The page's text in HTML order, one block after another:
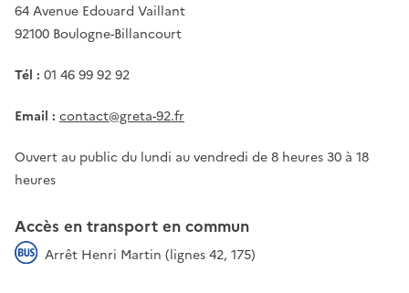
64 Avenue Edouard Vaillant
92100 Boulogne-Billancourt
Tél : 01 46 99 92 92
Email : contact@greta-92.fr
Ouvert au public du lundi au vendredi de 8 heures 30 à 18
heures
Accès en transport en commun
Arrêt Henri Martin (lignes 42, 175)